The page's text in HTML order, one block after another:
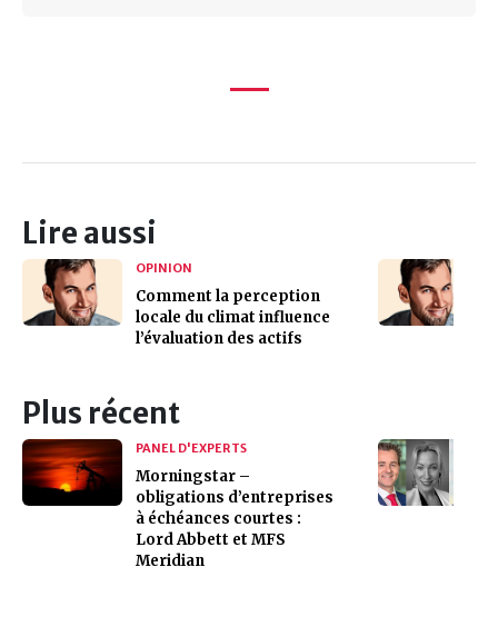
Lire aussi
OPINION
Comment la perception
locale du climat influence
l’évaluation des actifs
Plus récent
PANEL D'EXPERTS
Morningstar –
obligations d’entreprises
à échéances courtes :
Lord Abbett et MFS
Meridian